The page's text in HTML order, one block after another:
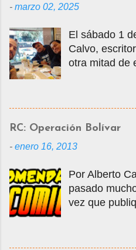
- marzo 02, 2025
El sábado 1
Calvo,
otra mitad de
14 años. La
mis
empezara la
gentileza de
lugares de la
conseguir
de
conocimos
RC: Operación Bolívar
- enero 16, 2013
Por Alberto
pasado
vez que
publicado